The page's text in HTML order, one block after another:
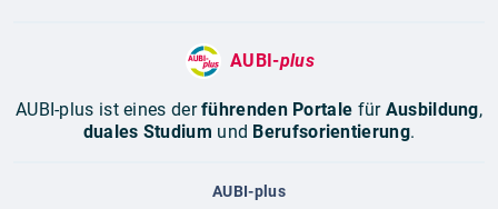
AUBI-plus
AUBI-plus ist eines derführenden Portale für Ausbildung,
duales Studium und Berufsorientierung.
AUBI-plus